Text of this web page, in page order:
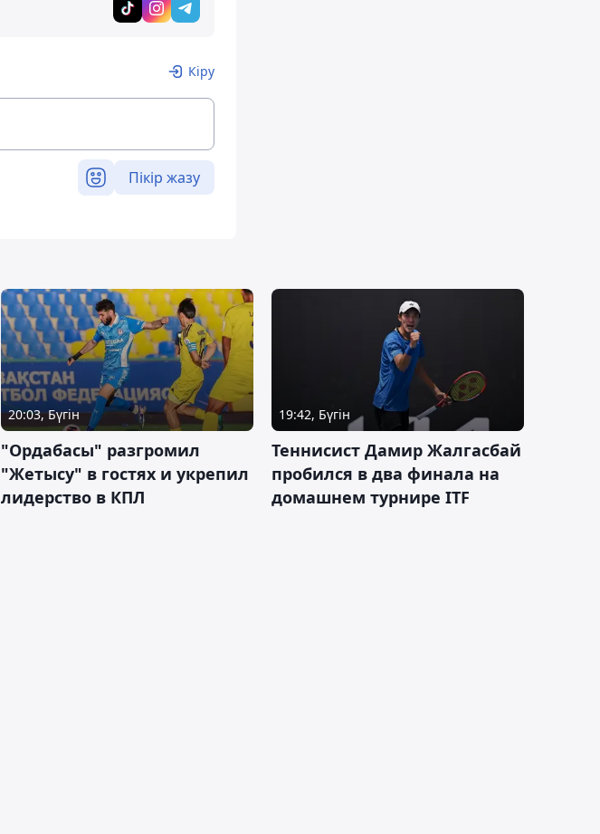
Кіру
Пікір жазу
20:03, Бүгін
"Ордабасы" разгромил
"Жетысу" в гостях и укрепил
лидерство в КПЛ
19:42, Бүгін
Теннисист Дамир Жалгасбай
пробился в два финала на
домашнем турнире ITF